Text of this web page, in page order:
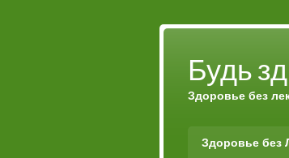
Будь
Здоровье без
Здоровье без